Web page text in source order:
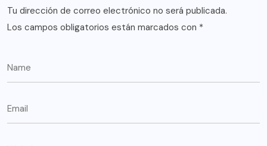
Tu dirección de correo electrónico no será publicada.
Los campos obligatorios están marcados con *